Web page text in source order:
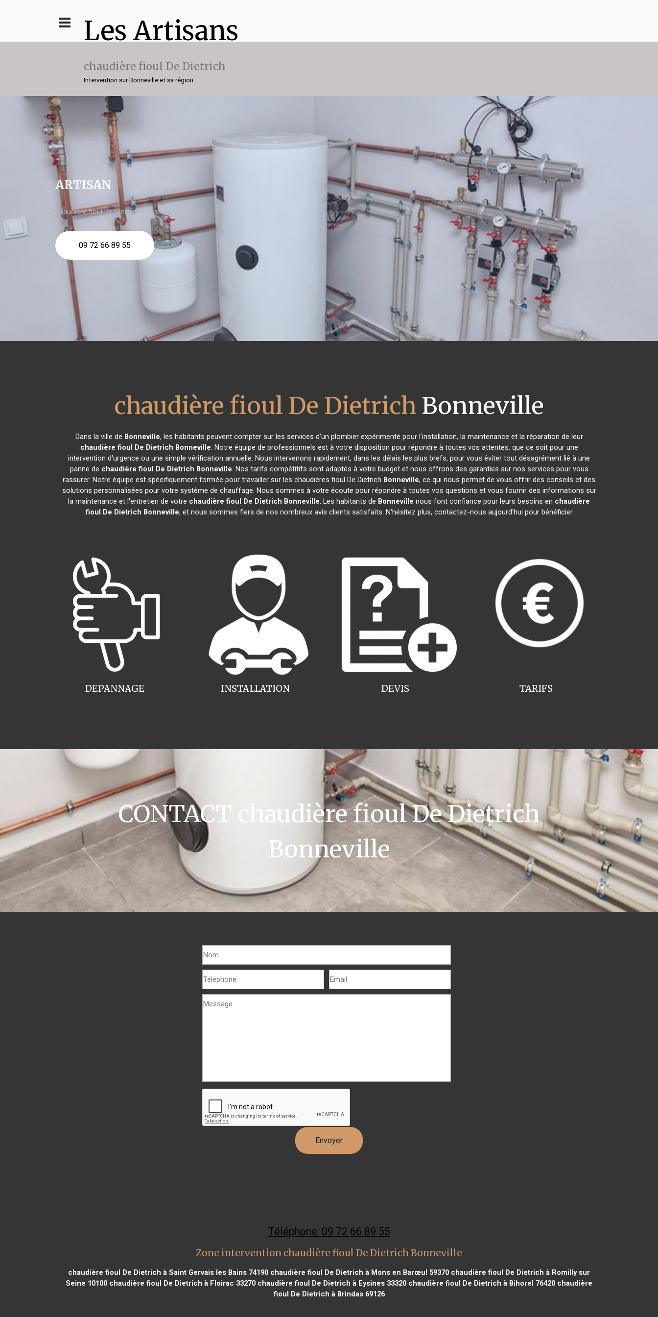
Les Artisans
chaudière fioul De Dietrich
Intervention sur Bonneville et sa région
ARTISAN
chaudière fioul De Dietrich Bonneville
09 72 66 89 55
chaudière fioul De Dietrich Bonneville
Dans la ville de Bonneville, les habitants peuvent compter sur les services d'un plombier expérimenté pour l'installation, la maintenance et la réparation de leur
chaudière fioul De Dietrich Bonneville. Notre équipe de professionnels est à votre disposition pour répondre à toutes vos attentes, que ce soit pour une
intervention d'urgence ou une simple vérification annuelle. Nous intervenons rapidement, dans les délais les plus brefs, pour vous éviter tout désagrément lié à une
panne de chaudière fioul De Dietrich Bonneville. Nos tarifs compétitifs sont adaptés à votre budget et nous offrons des garanties sur nos services pour vous
rassurer. Notre équipe est spécifiquement formée pour travailler sur les chaudières fioul De Dietrich Bonneville, ce qui nous permet de vous offrir des conseils et des
solutions personnalisées pour votre système de chauffage. Nous sommes à votre écoute pour répondre à toutes vos questions et vous fournir des informations sur
la maintenance et l'entretien de votre chaudière fioul De Dietrich Bonneville. Les habitants de Bonneville nous font confiance pour leurs besoins en chaudière
fioul De Dietrich Bonneville, et nous sommes fiers de nos nombreux avis clients satisfaits. N'hésitez plus, contactez-nous aujourd'hui pour bénéficier
INSTALLATION
DEPANNAGE TARIFS
DEVIS
CONTACT chaudière fioul De Dietrich
Bonneville
Téléphone: 09 72 66 89 55
Zone intervention chaudière fioul De Dietrich Bonneville
chaudière fioul De Dietrich à Saint Gervais les Bains 74190 chaudière fioul De Dietrich à Mons en Barœul 59370 chaudière fioul De Dietrich à Romilly sur
Seine 10100 chaudière fioul De Dietrich à Floirac 33270 chaudière fioul De Dietrich à Eysines 33320 chaudière fioul De Dietrich à Bihorel 76420 chaudière
fioul De Dietrich à Brindas 69126